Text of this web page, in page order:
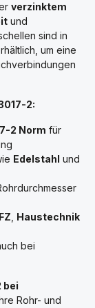
verzinktem
und
sind in
um eine
2:
2 Norm für
Edelstahl und
Haustechnik
bei
bei
Rohr- und